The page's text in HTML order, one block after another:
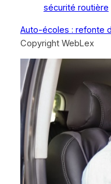
sécurité routière
Auto-écoles : refonte
Copyright WebLex